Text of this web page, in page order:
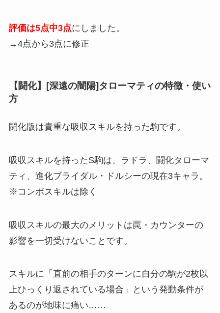
評価は5点中3点にしました。
→4点から3点に修正
【闘化】[深遠の闇陽]タローマティの特徴・使い
方
闘化版は貴重な吸収スキルを持った駒です。
吸収スキルを持ったS駒は、ラドラ、闘化タローマ
ティ、進化ブライダル・ドルシーの現在3キャラ。
※コンボスキルは除く
吸収スキルの最大のメリットは罠・カウンターの
影響を一切受けないことです。
スキルに「直前の相手のターンに自分の駒が2枚以
上ひっくり返されている場合」という発動条件が
あるのが地味に痛い……